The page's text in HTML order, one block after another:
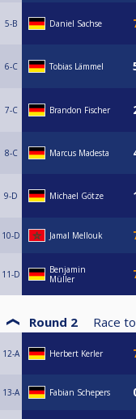
5-B Daniel Sachse
6-C Tobias Lämmel
7-C Brandon Fischer
8-C Marcus Madesta
9-D Michael Götze
10-D Jamal Mellouk
11-D
Benjamin
Müller
Round 2 Race to
12-A Herbert Kerler
13-A Fabian Schepers